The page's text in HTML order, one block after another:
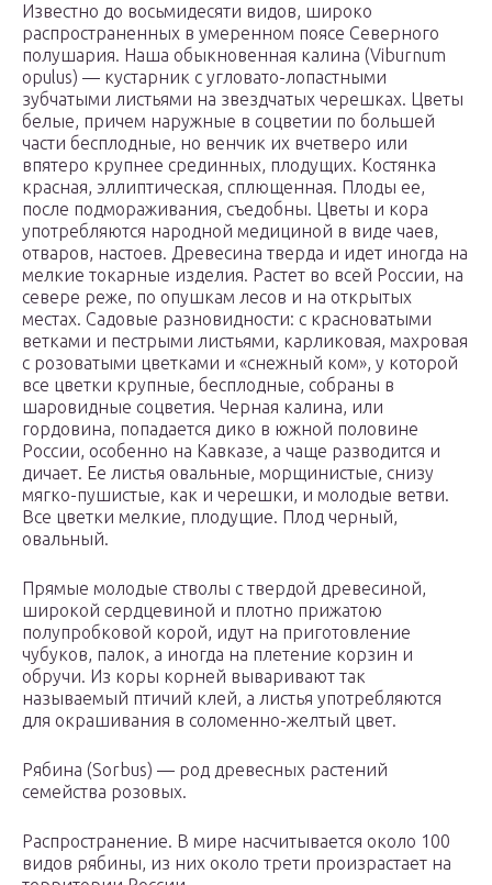
Известно до восьмидесяти видов, широко
распространенных в умеренном поясе Северного
полушария. Наша обыкновенная калина (Viburnum
opulus) — кустарник с угловато-лопастными
зубчатыми листьями на звездчатых черешках. Цветы
белые, причем наружные в соцветии по большей
части бесплодные, но венчик их вчетверо или
впятеро крупнее срединных, плодущих. Костянка
красная, эллиптическая, сплющенная. Плоды ее,
после подмораживания, съедобны. Цветы и кора
употребляются народной медициной в виде чаев,
отваров, настоев. Древесина тверда и идет иногда на
мелкие токарные изделия. Растет во всей России, на
севере реже, по опушкам лесов и на открытых
местах. Садовые разновидности: с красноватыми
ветками и пестрыми листьями, карликовая, махровая
с розоватыми цветками и «снежный ком», у которой
все цветки крупные, бесплодные, собраны в
шаровидные соцветия. Черная калина, или
гордовина, попадается дико в южной половине
России, особенно на Кавказе, а чаще разводится и
дичает. Ее листья овальные, морщинистые, снизу
мягко-пушистые, как и черешки, и молодые ветви.
Все цветки мелкие, плодущие. Плод черный,
овальный.
Прямые молодые стволы с твердой древесиной,
широкой сердцевиной и плотно прижатою
полупробковой корой, идут на приготовление
чубуков, палок, а иногда на плетение корзин и
обручи. Из коры корней вываривают так
называемый птичий клей, а листья употребляются
для окрашивания в соломенно-желтый цвет.
Рябина (Sorbus) — род древесных растений
семейства розовых.
Распространение. В мире насчитывается около 100
видов рябины, из них около трети произрастает на